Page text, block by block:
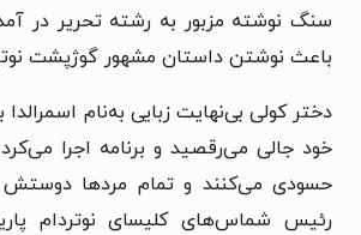
سنگ نوشته مزبور به رشته تحریر در
باعث نوشتن داستان مشهور گوژپشت
دختر کولی بی‌نهایت زبایی به‌نام
خود جالی می‌رقصید و برنامه اجرا
حسودی می‌کنند و تمام مردها دوستش
رئیس شماس‌های کلیسای نوتردام